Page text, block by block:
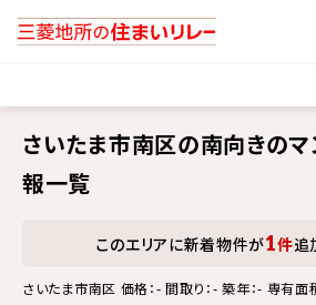
さいたま市南区の南向きの
報一覧
このエリアに新着物件が1件追
さいたま市南区 価格：- 間取り：- 築年：- 専有面積：- 徒歩分：- 更新情報：-